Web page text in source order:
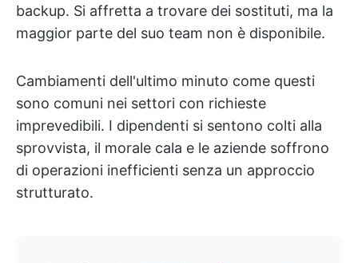
backup. Si affretta a trovare dei sostituti, ma la
maggior parte del suo team non è disponibile.
Cambiamenti dell'ultimo minuto come questi
sono comuni nei settori con richieste
imprevedibili. I dipendenti si sentono colti alla
sprovvista, il morale cala e le aziende soffrono
di operazioni inefficienti senza un approccio
strutturato.